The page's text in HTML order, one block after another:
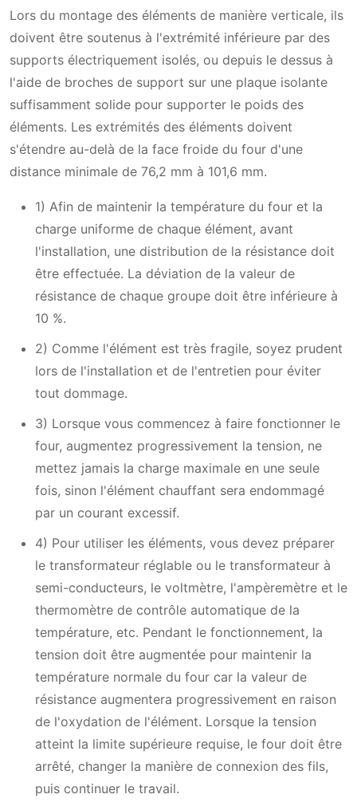
Lors du montage des éléments de manière verticale, ils
doivent être soutenus à l'extrémité inférieure par des
supports électriquement isolés, ou depuis le dessus à
l'aide de broches de support sur une plaque isolante
suffisamment solide pour supporter le poids des
éléments. Les extrémités des éléments doivent
s'étendre au-delà de la face froide du four d'une
distance minimale de 76,2 mm à 101,6 mm.
1) Afin de maintenir la température du four et la
charge uniforme de chaque élément, avant
l'installation, une distribution de la résistance doit
être effectuée. La déviation de la valeur de
résistance de chaque groupe doit être inférieure à
10 %.
2) Comme l'élément est très fragile, soyez prudent
lors de l'installation et de l'entretien pour éviter
tout dommage.
3) Lorsque vous commencez à faire fonctionner le
four, augmentez progressivement la tension, ne
mettez jamais la charge maximale en une seule
fois, sinon l'élément chauffant sera endommagé
par un courant excessif.
4) Pour utiliser les éléments, vous devez préparer
le transformateur réglable ou le transformateur à
semi-conducteurs, le voltmètre, l'ampèremètre et le
thermomètre de contrôle automatique de la
température, etc. Pendant le fonctionnement, la
tension doit être augmentée pour maintenir la
température normale du four car la valeur de
résistance augmentera progressivement en raison
de l'oxydation de l'élément. Lorsque la tension
atteint la limite supérieure requise, le four doit être
arrêté, changer la manière de connexion des fils,
puis continuer le travail.